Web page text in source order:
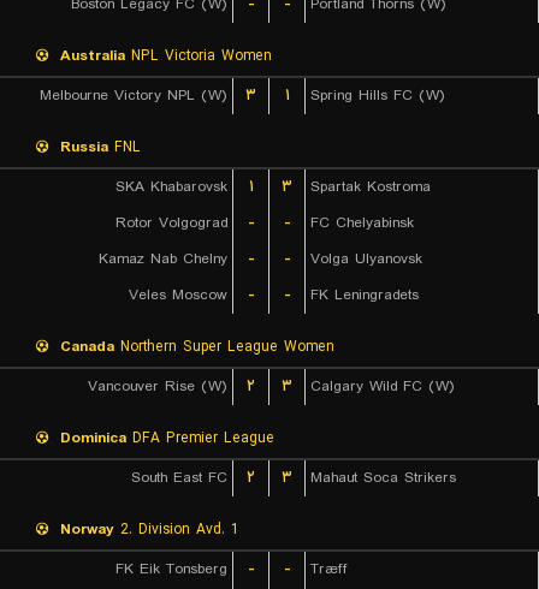
Australia NPL Victoria Women
Melbourne Victory NPL (W)
۳ ۱ Spring Hills FC (W)
Russia FNL
SKA Khabarovsk
۱ ۳
Spartak Kostroma
Rotor Volgograd
- -
FC Chelyabinsk
Kamaz Nab Chelny
- -
Volga Ulyanovsk
Veles Moscow
- - FK Leningradets
Canada Northern Super League Women
Vancouver Rise (W)
۲ ۳ Calgary Wild FC (W)
Dominica DFA Premier League
South East FC
۲ ۳ Mahaut Soca Strikers
Norway 2. Division Avd. 1
FK Eik Tonsberg
- -
Træff